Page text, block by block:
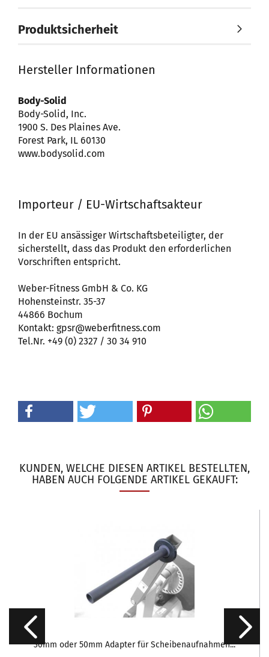
Produktsicherheit
Hersteller Informationen
Body-Solid
Body-Solid, Inc.
1900 S. Des Plaines Ave.
Forest Park, IL 60130
www.bodysolid.com
Importeur / EU-Wirtschaftsakteur
In der EU ansässiger Wirtschaftsbeteiligter, der
sicherstellt, dass das Produkt den erforderlichen
Vorschriften entspricht.
Weber-Fitness GmbH & Co. KG
Hohensteinstr. 35-37
44866 Bochum
Kontakt: gpsr@weberfitness.com
Tel.Nr. +49 (0) 2327 / 30 34 910
KUNDEN, WELCHE DIESEN ARTIKEL BESTELLTEN,
HABEN AUCH FOLGENDE ARTIKEL GEKAUFT:
30mm oder 50mm Adapter für Scheibenaufnahmen...